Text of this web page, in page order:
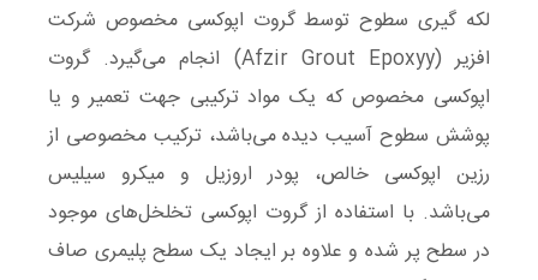
لکه گیری سطوح توسط گروت اپوکسی مخصوص شرکت
افزیر (Afzir Grout Epoxyy) انجام می‌گیرد. گروت
اپوکسی مخصوص که یک مواد ترکیبی جهت تعمیر و یا
پوشش سطوح آسیب دیده می‌باشد، ترکیب مخصوصی از
رزین اپوکسی خالص، پودر اروزیل و میکرو سیلیس
می‌باشد. با استفاده از گروت اپوکسی تخلخل‌های موجود
در سطح پر شده و علاوه بر ایجاد یک سطح پلیمری صاف